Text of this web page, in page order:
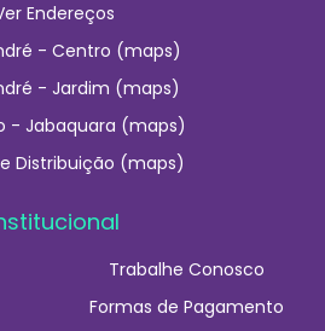
Endereços
- Centro (maps)
- Jardim (maps)
- Jabaquara (maps)
Distribuição (maps)
Trabalhe Conosco
Formas de Pagamento